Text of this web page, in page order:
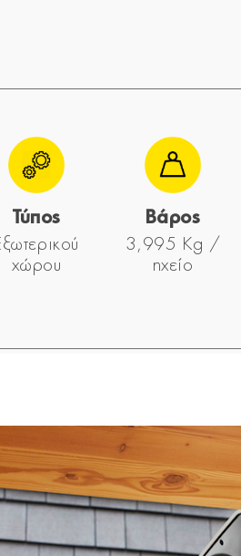
Τύπος
χώρου
Βάρος
3,995 Kg /
ηχείο